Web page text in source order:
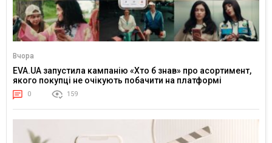
Вчора
EVA.UA запустила кампанію «Хто б знав» про асортимент,
якого покупці не очікують побачити на платформі
0 159